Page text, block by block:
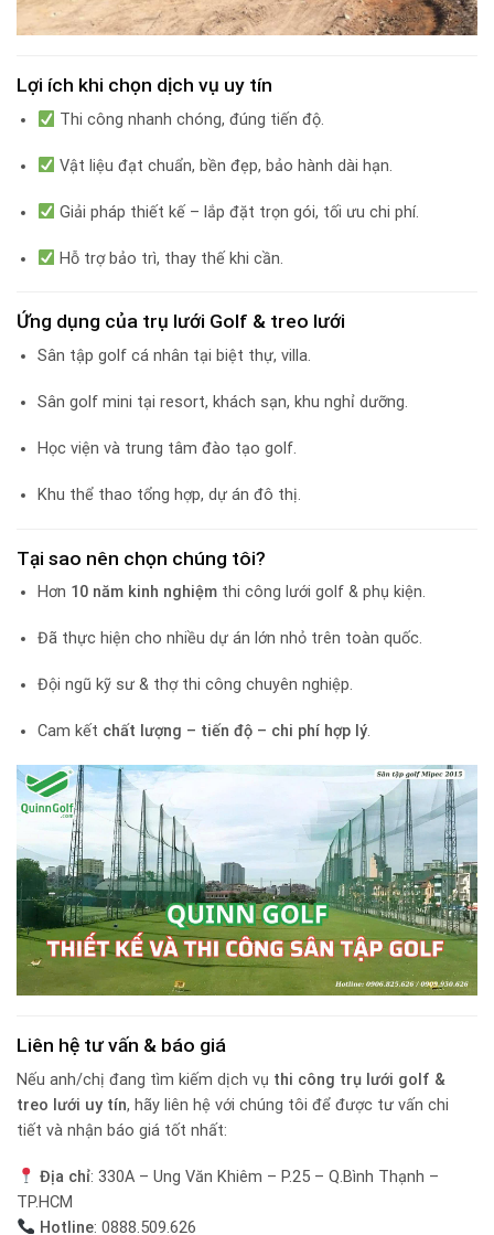
Lợi ích khi chọn dịch vụ uy tín
Thi công nhanh chóng, đúng tiến độ.
Vật liệu đạt chuẩn, bền đẹp, bảo hành dài hạn.
Giải pháp thiết kế – lắp đặt trọn gói, tối ưu chi phí.
Hỗ trợ bảo trì, thay thế khi cần.
Ứng dụng của trụ lưới Golf & treo lưới
Sân tập golf cá nhân tại biệt thự, villa.
Sân golf mini tại resort, khách sạn, khu nghỉ dưỡng.
Học viện và trung tâm đào tạo golf.
Khu thể thao tổng hợp, dự án đô thị.
Tại sao nên chọn chúng tôi?
Hơn 10 năm kinh nghiệmthi công lưới golf & phụ kiện.
Đã thực hiện cho nhiều dự án lớn nhỏ trên toàn quốc.
Đội ngũ kỹ sư & thợ thi công chuyên nghiệp.
Cam kết chất lượng – tiến độ – chi phí hợp lý.
Liên hệ tư vấn & báo giá
Nếu anh/chị đang tìm kiếm dịch vụ thi công trụ lưới golf &
treo lưới uy tín, hãy liên hệ với chúng tôi để được tư vấn chi
tiết và nhận báo giá tốt nhất:
Địa chỉ: 330A – Ung Văn Khiêm – P.25 – Q.Bình Thạnh –
TP.HCM
Hotline: 0888.509.626